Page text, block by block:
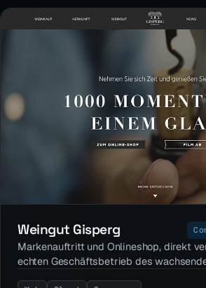
Weingut Gisperg
Markenauftritt und Onlineshop, direkt
echten Geschäftsbetrieb des